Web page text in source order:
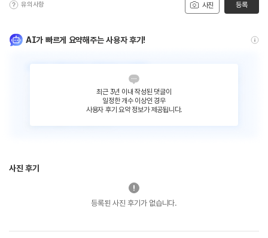
사진
유의사항 등록
AI가 빠르게 요약해주는 사용자 후기!
최근 3년 이내 작성된 댓글이
일정한 개수 이상인 경우
사용자 후기 요약 정보가 제공됩니다.
사진 후기
등록된 사진 후기가 없습니다.